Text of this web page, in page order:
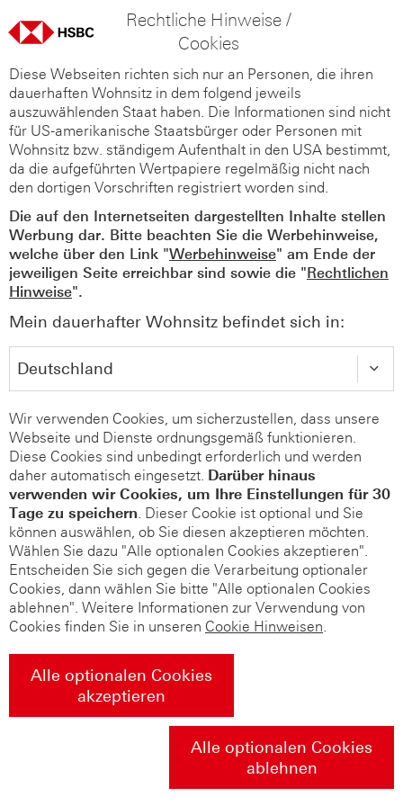
Rechtliche Hinweise /
Cookies
Diese Webseiten richten sich nur an Personen, die ihren
dauerhaften Wohnsitz in dem folgend jeweils
auszuwählenden Staat haben. Die Informationen sind nicht
für US-amerikanische Staatsbürger oder Personen mit
Wohnsitz bzw. ständigem Aufenthalt in den USA bestimmt,
da die aufgeführten Wertpapiere regelmäßig nicht nach
den dortigen Vorschriften registriert worden sind.
Die auf den Internetseiten dargestellten Inhalte stellen
Werbung dar. Bitte beachten Sie die Werbehinweise,
welche über den Link "Werbehinweise" am Ende der
jeweiligen Seite erreichbar sind sowie die "Rechtlichen
Hinweise".
Mein dauerhafter Wohnsitz befindet sich in:
Wir verwenden Cookies, um sicherzustellen, dass unsere
Webseite und Dienste ordnungsgemäß funktionieren.
Diese Cookies sind unbedingt erforderlich und werden
daher automatisch eingesetzt. Darüber hinaus
verwenden wir Cookies, um Ihre Einstellungen für 30
Tage zu speichern. Dieser Cookie ist optional und Sie
können auswählen, ob Sie diesen akzeptieren möchten.
Wählen Sie dazu "Alle optionalen Cookies akzeptieren".
Entscheiden Sie sich gegen die Verarbeitung optionaler
Cookies, dann wählen Sie bitte "Alle optionalen Cookies
ablehnen". Weitere Informationen zur Verwendung von
Cookies finden Sie in unseren Cookie Hinweisen.
Alle optionalen Cookies
akzeptieren
Alle optionalen Cookies
ablehnen